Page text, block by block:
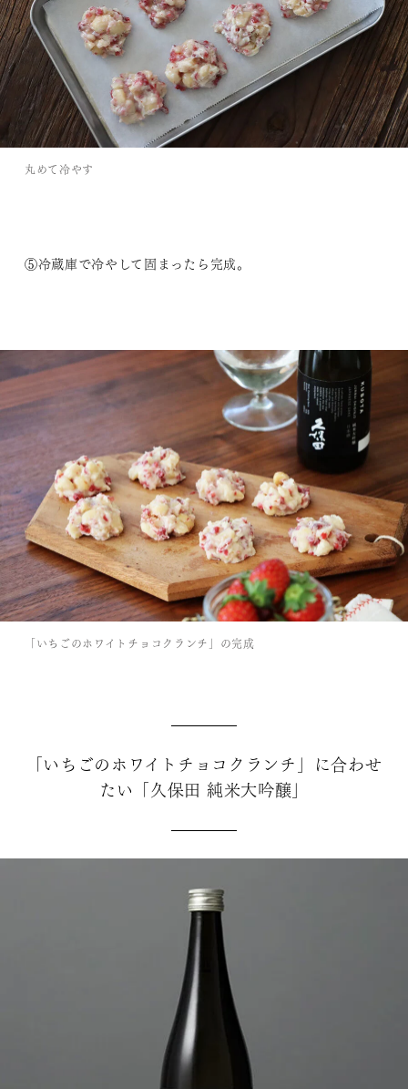
丸めて冷やす
⑤冷蔵庫で冷やして固まったら完成。
「いちごのホワイトチョコクランチ」の完成
「いちごのホワイトチョコクランチ」に合わせ
たい「久保田 純米大吟醸」